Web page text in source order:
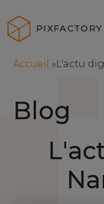
PIXFACTORY
Accueil »L'actu
Blog